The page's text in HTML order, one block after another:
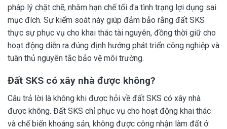
pháp lý chặt chẽ, nhằm hạn chế tối đa tình trạng lợi dụng sai
mục đích. Sự kiểm soát này giúp đảm bảo rằng đất SKS
thực sự phục vụ cho khai thác tài nguyên, đồng thời giữ cho
hoạt động diễn ra đúng định hướng phát triển công nghiệp và
tuân thủ nguyên tắc bảo vệ môi trường.
Đất SKS có xây nhà được không?
Câu trả lời là không khi được hỏi về đất SKS có xây nhà
được không. Đất SKS chỉ phục vụ cho hoạt động khai thác
và chế biến khoáng sản, không được công nhận làm đất ở.